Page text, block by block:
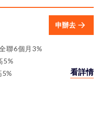
申辦去
聯6個月3%
5%
5%
看詳情